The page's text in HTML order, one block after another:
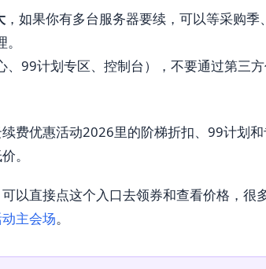
，如果你有多台服务器要续，可以等采购季
、99计划专区、控制台），不要通过第三
费优惠活动2026里的阶梯折扣、99计划
。
以直接点这个入口去领券和查看价格，很
主会场。